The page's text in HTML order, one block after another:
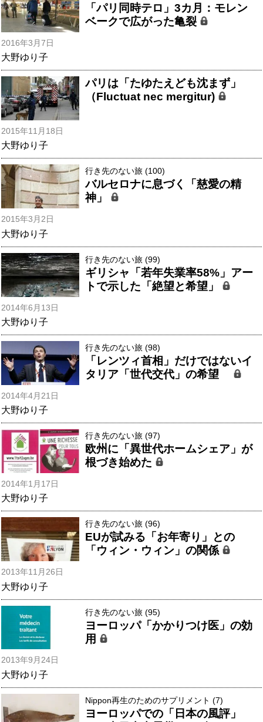
「パリ同時テロ」3カ月：モレン
ベークで広がった亀裂
2016年3月7日
大野ゆり子
パリは「たゆたえども沈まず」
（Fluctuat nec mergitur)
2015年11月18日
大野ゆり子
行き先のない旅 (100)
バルセロナに息づく「慈愛の精
神」
2015年3月2日
大野ゆり子
行き先のない旅 (99)
ギリシャ「若年失業率58%」アー
トで示した「絶望と希望」
2014年6月13日
大野ゆり子
行き先のない旅 (98)
「レンツィ首相」だけではないイ
タリア「世代交代」の希望
2014年4月21日
大野ゆり子
行き先のない旅 (97)
欧州に「異世代ホームシェア」が
根づき始めた
2014年1月17日
大野ゆり子
行き先のない旅 (96)
EUが試みる「お年寄り」との
「ウィン・ウィン」の関係
2013年11月26日
大野ゆり子
行き先のない旅 (95)
ヨーロッパ「かかりつけ医」の効
用
2013年9月24日
大野ゆり子
Nippon再生のためのサプリメント (7)
ヨーロッパでの「日本の風評」